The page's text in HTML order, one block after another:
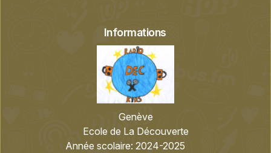
Informations
Genève
Ecole de La Découverte
Année scolaire: 2024-2025